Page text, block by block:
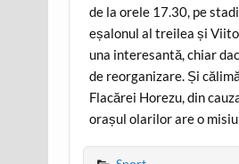
de la orele 17.30, pe
eșalonul al treilea și
una interesantă, chiar
de reorganizare. Și
Flacărei Horezu, din
orașul olarilor are o